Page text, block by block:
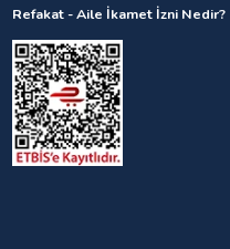
Refakat - Aile İkamet İzni Nedir?